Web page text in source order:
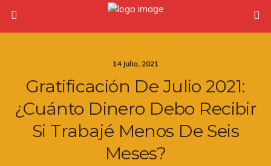
14 Julio, 2021
Gratificación De Julio 2021:
¿Cuánto Dinero Debo Recibir
Si Trabajé Menos De Seis
Meses?